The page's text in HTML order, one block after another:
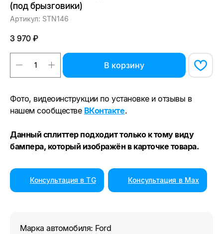
(под брызговики)
Артикул: STN146
3 970 ₽
В корзину
Фото, видеоинструкции по установке и отзывы в
нашем сообществе ВКонтакте.
Данный сплиттер подходит только к тому виду
бампера, который изображён в карточке товара.
Консультация в TG Консультация в Max
Марка автомобиля: Ford